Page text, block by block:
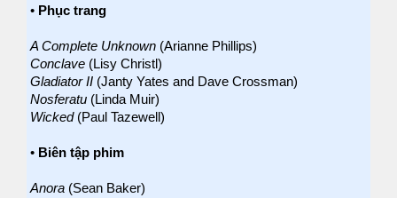
• Phục trang
A Complete Unknown (Arianne Phillips)
Conclave (Lisy Christl)
Gladiator II (Janty Yates and Dave Crossman)
Nosferatu (Linda Muir)
Wicked(Paul Tazewell)
• Biên tập phim
Anora (Sean Baker)